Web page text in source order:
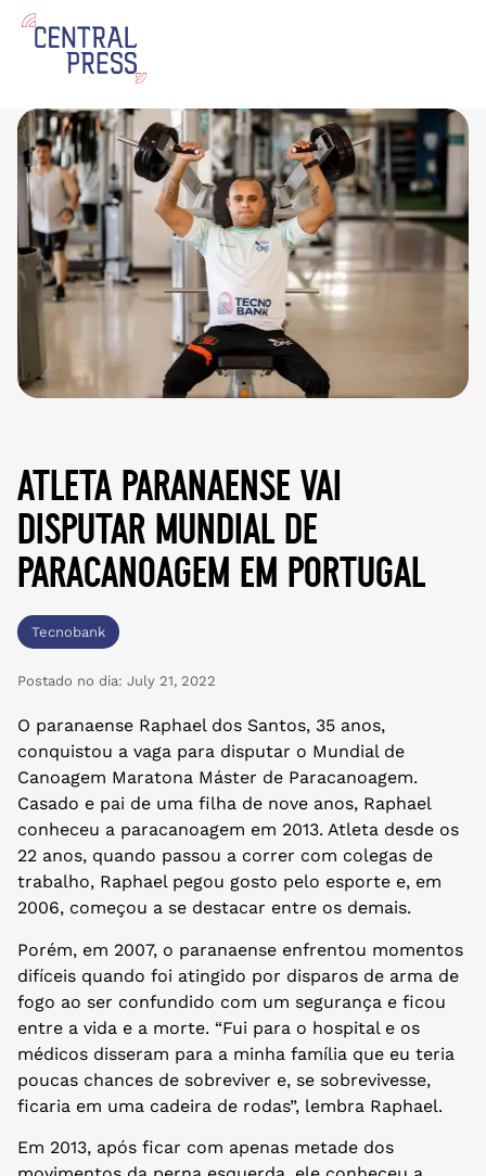
atleta paranaense vai
disputar mundial de
paracanoagem em portugal
Tecnobank
Postado no dia: July 21, 2022
O paranaense Raphael dos Santos, 35 anos,
conquistou a vaga para disputar o Mundial de
Canoagem Maratona Máster de Paracanoagem.
Casado e pai de uma filha de nove anos, Raphael
conheceu a paracanoagem em 2013. Atleta desde os
22 anos, quando passou a correr com colegas de
trabalho, Raphael pegou gosto pelo esporte e, em
2006, começou a se destacar entre os demais.
Porém, em 2007, o paranaense enfrentou momentos
difíceis quando foi atingido por disparos de arma de
fogo ao ser confundido com um segurança e ficou
entre a vida e a morte. “Fui para o hospital e os
médicos disseram para a minha família que eu teria
poucas chances de sobreviver e, se sobrevivesse,
ficaria em uma cadeira de rodas”, lembra Raphael.
Em 2013, após ficar com apenas metade dos